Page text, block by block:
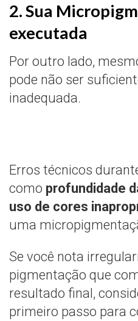
2. Sua
executada
Por outro lado,
pode não ser
inadequada.
Erros técnicos
como profundidade
uso de cores
uma
Se você nota
pigmentação que
resultado final,
primeiro passo para